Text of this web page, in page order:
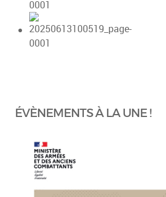
ÉVÈNEMENTS À LA UNE !